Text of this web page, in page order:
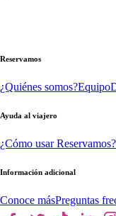
Reservamos
¿Quiénes somos?Equipo
Ayuda al viajero
¿Cómo usar Reservamos?
Información adicional
Conoce másPreguntas